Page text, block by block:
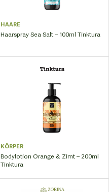
HAARE
Haarspray Sea Salt – 100ml Tinktura
KÖRPER
Bodylotion Orange & Zimt – 200ml
Tinktura